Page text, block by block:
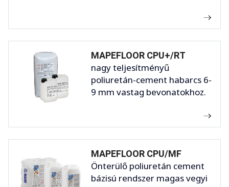
MAPEFLOOR CPU+/RT
nagy teljesítményű
poliuretán-cement habarcs 6-
9 mm vastag bevonatokhoz.
MAPEFLOOR CPU/MF
Önterülő poliuretán cement
bázisú rendszer magas vegyi